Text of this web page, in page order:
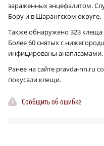
зараженных энцефалитом.
Бору и в Шарангском округе.
Также обнаружено 323
Более 60 снятых с
инфицированы анаплазмами.
Ранее на сайте pravda-nn.ru
покусали клещи.
Сообщить об ошибке